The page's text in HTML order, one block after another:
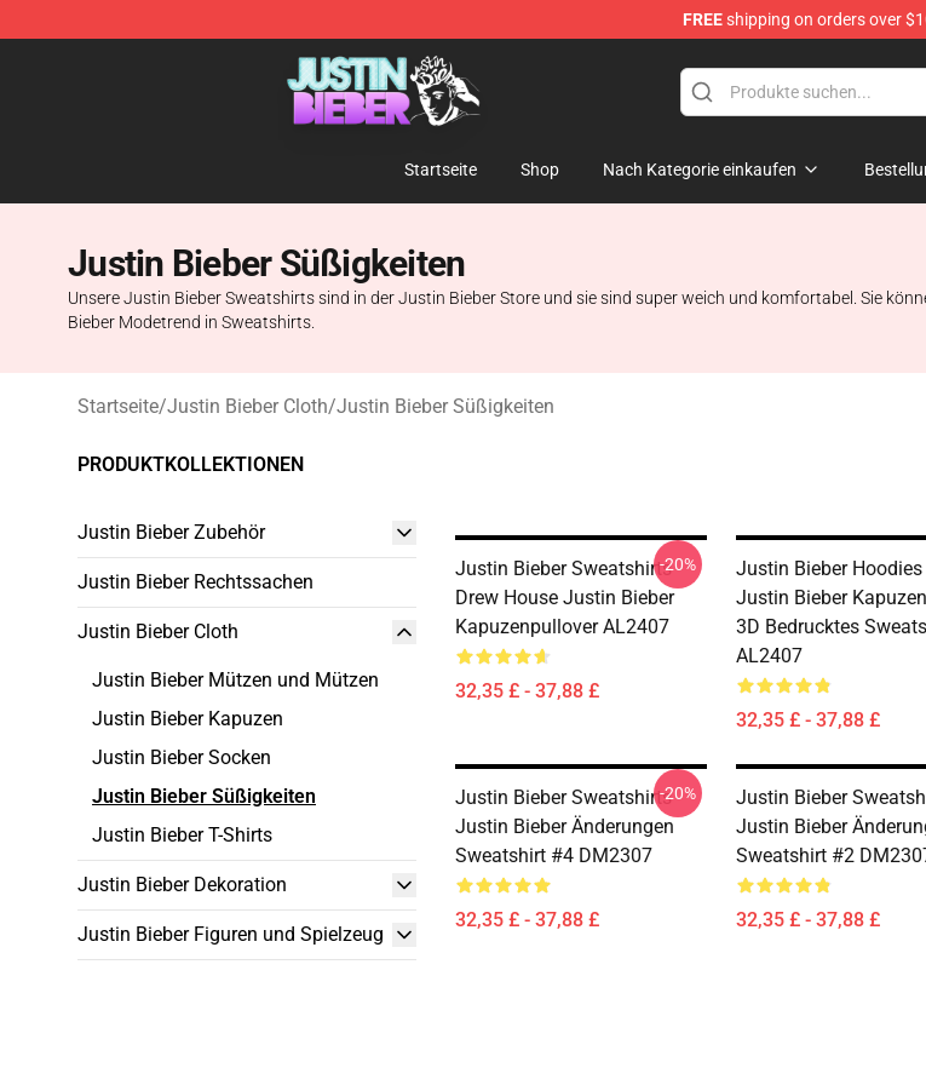
FREEshipping on orders over
Justin Bieber Store - Official Justin Bieber Merchandise Shop
Startseite Shop Nach Kategorie einkaufen
Justin Bieber Süßigkeiten
Unsere Justin Bieber Sweatshirts sind in der Justin Bieber Store und sie sind super weich und komfortabel. Sie
Bieber Modetrend in Sweatshirts.
Startseite/Justin Bieber Cloth/Justin Bieber Süßigkeiten
PRODUKTKOLLEKTIONEN
Justin Bieber Zubehör
Justin Bieber Rechtssachen
Justin Bieber Cloth
Justin Bieber Mützen und Mützen
Justin Bieber Kapuzen
Justin Bieber Socken
Justin Bieber Süßigkeiten
Justin Bieber T-Shirts
Justin Bieber Dekoration
Justin Bieber Figuren und Spielzeug
Justin Bieber Sweatshirts -
Drew House Justin Bieber
Kapuzenpullover AL2407
32,35 £ - 37,88 £
-20%
Justin Bieber Hoodies
Justin Bieber
3D Bedrucktes
AL2407
32,35 £ - 37,88 £
Justin Bieber Sweatshirts -
Justin Bieber Änderungen
Sweatshirt #4 DM2307
32,35 £ - 37,88 £
-20%
Justin Bieber
Justin Bieber
Sweatshirt #2
32,35 £ - 37,88 £